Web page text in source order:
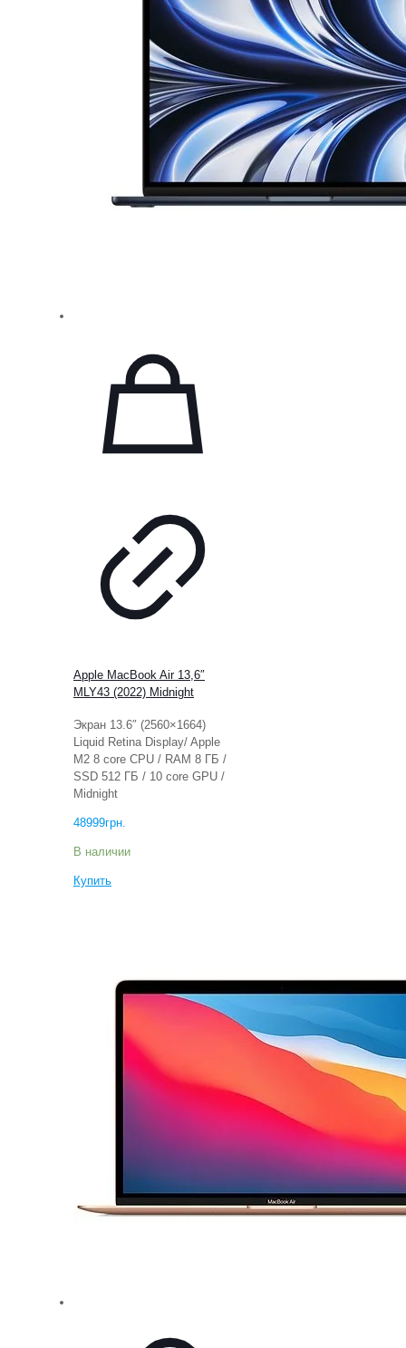
Apple MacBook Air 13,6″
MLY43 (2022) Midnight
Экран 13.6″ (2560×1664)
Liquid Retina Display/ Apple
M2 8 core CPU / RAM 8 ГБ /
SSD 512 ГБ / 10 core GPU /
Midnight
48999грн.
В наличии
Купить